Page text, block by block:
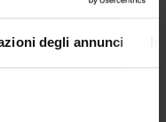
degli annunci